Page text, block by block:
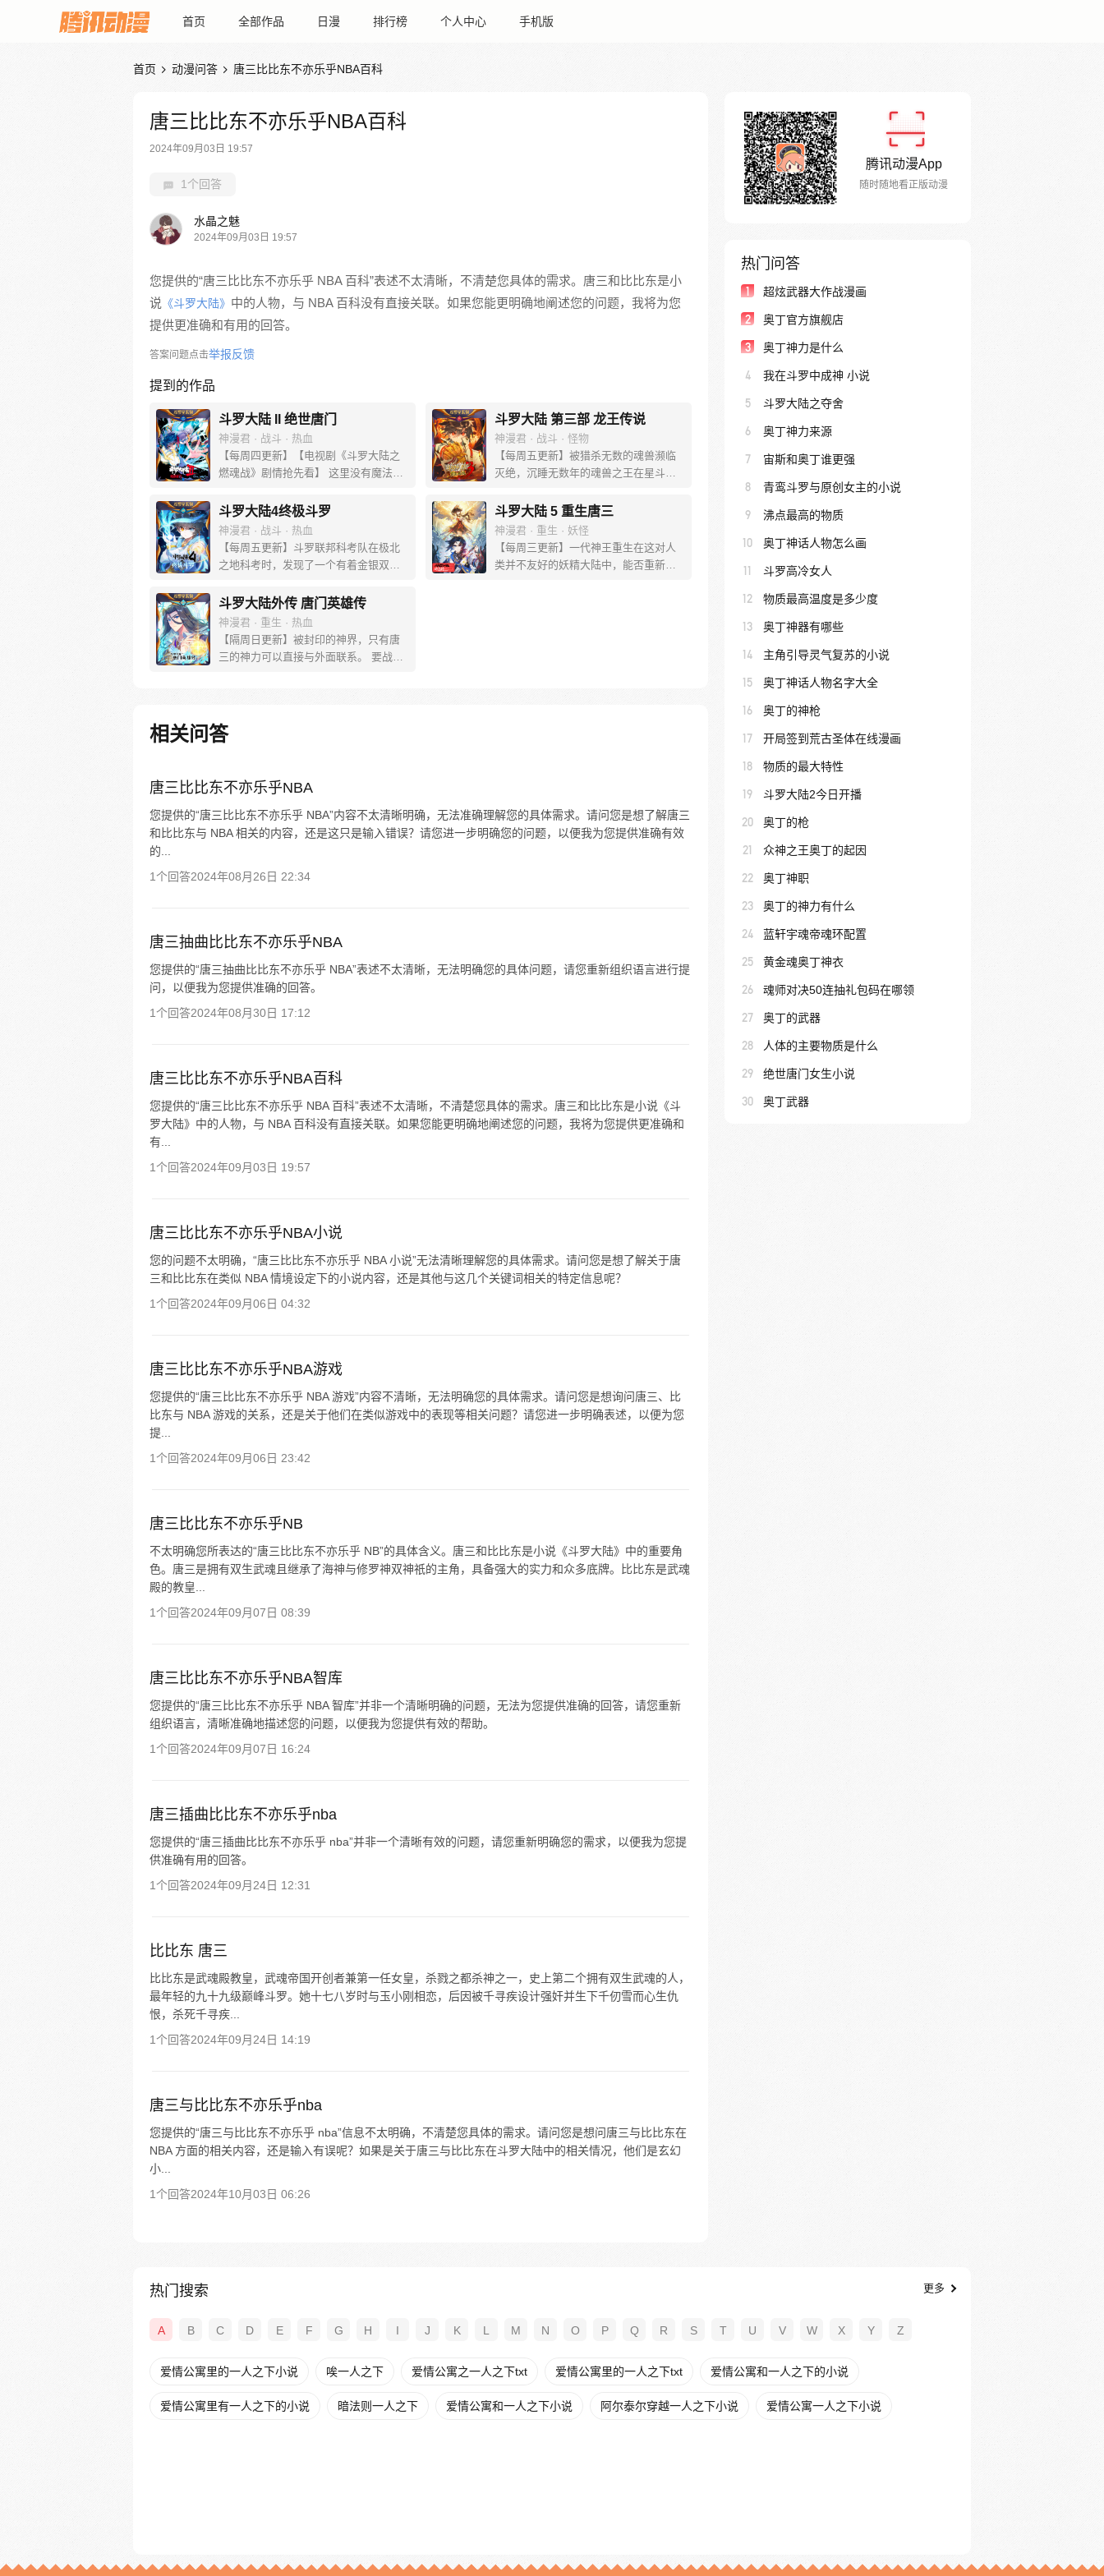
首页 全部作品 日漫 排行榜 个人中心 手机版
首页  动漫问答  唐三比比东不亦乐乎NBA百科
唐三比比东不亦乐乎NBA百科
2024年09月03日 19:57
1个回答
水晶之魅
2024年09月03日 19:57
您提供的“唐三比比东不亦乐乎 NBA 百科”表述不太清晰，不清楚您具体的需求。唐三和比比东是小
说 《斗罗大陆》 中的人物，与 NBA 百科没有直接关联。如果您能更明确地阐述您的问题，我将为您
提供更准确和有用的回答。
答案问题点击举报反馈
提到的作品
斗罗大陆 II 绝世唐门
神漫君 · 战斗 · 热血
【每周四更新】【电视剧《斗罗大陆之
燃魂战》剧情抢先看】 这里没有魔法，
创立万年之后的斗罗大陆上，唐门式
微，一代天骄霍雨浩横空出世，一切的
神奇都将一一展现。 唐门暗器能否重振
雄风，唐门能否重现辉煌，一切尽绝世
斗罗大陆 第三部 龙王传说
神漫君 · 战斗 · 怪物
【每周五更新】被猎杀无数的魂兽濒临
灭绝，沉睡无数年的魂兽之王在星斗大
布。当“废武魂”遇上执着而顽强的少年唐
舞麟，万众瞩目的武魂传奇将再次被书
写。我们不期待奇迹，但要给奇迹一个
机会。
斗罗大陆4终极斗罗
神漫君 · 战斗 · 热血
【每周五更新】斗罗联邦科考队在极北
之地科考时，发现了一个有着金银双色
生命迹象，于是赶忙将其带回研究所进
行孵化。蛋孵化出来了，可孵出来的是
一个婴儿，一个和人类一模一样的孩
子；与此同时，联邦研究所正在解冻一
斗罗大陆 5 重生唐三
神漫君 · 重生 · 妖怪
【每周三更新】一代神王重生在这对人
类并不友好的妖精大陆中，能否重新追
斗罗大陆外传 唐门英雄传
神漫君 · 重生 · 热血
【隔周日更新】被封印的神界，只有唐
三的神力可以直接与外面联系。 要战败
于唐门的一场众神之战！
相关问答
唐三比比东不亦乐乎NBA
您提供的“唐三比比东不亦乐乎 NBA”内容不太清晰明确，无法准确理解您的具体需求。请问您是想了解唐三
和比比东与 NBA 相关的内容，还是这只是输入错误？请您进一步明确您的问题，以便我为您提供准确有效
的...
1个回答2024年08月26日 22:34
唐三抽曲比比东不亦乐乎NBA
您提供的“唐三抽曲比比东不亦乐乎 NBA”表述不太清晰，无法明确您的具体问题，请您重新组织语言进行提
问，以便我为您提供准确的回答。
1个回答2024年08月30日 17:12
唐三比比东不亦乐乎NBA百科
您提供的“唐三比比东不亦乐乎 NBA 百科”表述不太清晰，不清楚您具体的需求。唐三和比比东是小说《斗
罗大陆》中的人物，与 NBA 百科没有直接关联。如果您能更明确地阐述您的问题，我将为您提供更准确和
有...
1个回答2024年09月03日 19:57
唐三比比东不亦乐乎NBA小说
您的问题不太明确，“唐三比比东不亦乐乎 NBA 小说”无法清晰理解您的具体需求。请问您是想了解关于唐
三和比比东在类似 NBA 情境设定下的小说内容，还是其他与这几个关键词相关的特定信息呢？
1个回答2024年09月06日 04:32
唐三比比东不亦乐乎NBA游戏
您提供的“唐三比比东不亦乐乎 NBA 游戏”内容不清晰，无法明确您的具体需求。请问您是想询问唐三、比
比东与 NBA 游戏的关系，还是关于他们在类似游戏中的表现等相关问题？请您进一步明确表述，以便为您
提...
1个回答2024年09月06日 23:42
唐三比比东不亦乐乎NB
不太明确您所表达的“唐三比比东不亦乐乎 NB”的具体含义。唐三和比比东是小说《斗罗大陆》中的重要角
色。唐三是拥有双生武魂且继承了海神与修罗神双神祇的主角，具备强大的实力和众多底牌。比比东是武魂
殿的教皇...
1个回答2024年09月07日 08:39
唐三比比东不亦乐乎NBA智库
您提供的“唐三比比东不亦乐乎 NBA 智库”并非一个清晰明确的问题，无法为您提供准确的回答，请您重新
组织语言，清晰准确地描述您的问题，以便我为您提供有效的帮助。
1个回答2024年09月07日 16:24
唐三插曲比比东不亦乐乎nba
您提供的“唐三插曲比比东不亦乐乎 nba”并非一个清晰有效的问题，请您重新明确您的需求，以便我为您提
供准确有用的回答。
1个回答2024年09月24日 12:31
比比东 唐三
比比东是武魂殿教皇，武魂帝国开创者兼第一任女皇，杀戮之都杀神之一，史上第二个拥有双生武魂的人，
最年轻的九十九级巅峰斗罗。她十七八岁时与玉小刚相恋，后因被千寻疾设计强奸并生下千仞雪而心生仇
恨，杀死千寻疾...
1个回答2024年09月24日 14:19
唐三与比比东不亦乐乎nba
您提供的“唐三与比比东不亦乐乎 nba”信息不太明确，不清楚您具体的需求。请问您是想问唐三与比比东在
NBA 方面的相关内容，还是输入有误呢？如果是关于唐三与比比东在斗罗大陆中的相关情况，他们是玄幻
小...
1个回答2024年10月03日 06:26
腾讯动漫App
随时随地看正版动漫
热门问答
1 超炫武器大作战漫画
2 奥丁官方旗舰店
3 奥丁神力是什么
4 我在斗罗中成神 小说
5 斗罗大陆之夺舍
6 奥丁神力来源
7 宙斯和奥丁谁更强
8 青鸾斗罗与原创女主的小说
9 沸点最高的物质
10 奥丁神话人物怎么画
11 斗罗高冷女人
12 物质最高温度是多少度
13 奥丁神器有哪些
14 主角引导灵气复苏的小说
15 奥丁神话人物名字大全
16 奥丁的神枪
17 开局签到荒古圣体在线漫画
18 物质的最大特性
19 斗罗大陆2今日开播
20 奥丁的枪
21 众神之王奥丁的起因
22 奥丁神职
23 奥丁的神力有什么
24 蓝轩宇魂帝魂环配置
25 黄金魂奥丁神衣
26 魂师对决50连抽礼包码在哪领
27 奥丁的武器
28 人体的主要物质是什么
29 绝世唐门女生小说
30 奥丁武器
热门搜索 更多
A B C D E F G H I J K L M N O P Q R S T U V W X Y Z
爱情公寓里的一人之下小说 唉一人之下 爱情公寓之一人之下txt 爱情公寓里的一人之下txt 爱情公寓和一人之下的小说
爱情公寓里有一人之下的小说 暗法则一人之下 爱情公寓和一人之下小说 阿尔泰尔穿越一人之下小说 爱情公寓一人之下小说